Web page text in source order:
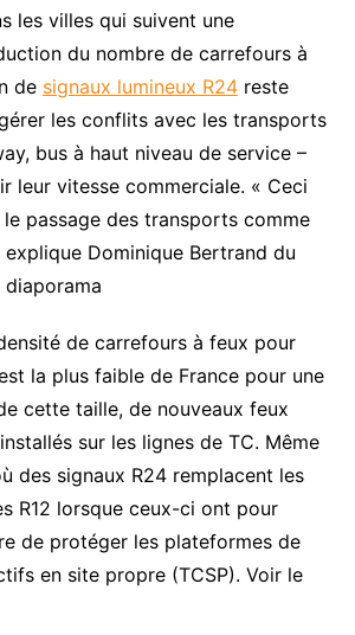
les villes qui suivent une
du nombre de carrefours à
de signaux lumineux R24reste
les conflits avec les transports
bus à haut niveau de service –
leur vitesse commerciale. « Ceci
passage des transports comme
explique Dominique Bertrand du
diaporama
de carrefours à feux pour
la plus faible de France pour une
cette taille, de nouveaux feux
sur les lignes de TC. Même
des signaux R24 remplacent les
R12 lorsque ceux-ci ont pour
de protéger les plateformes de
en site propre (TCSP). Voir le